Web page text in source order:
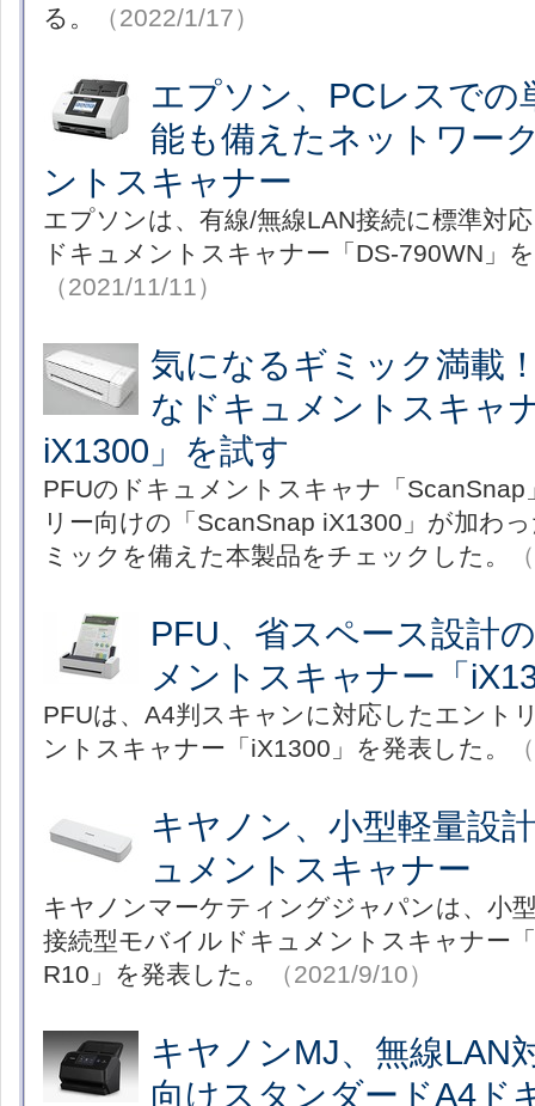
る。
（2022/1/17）
エプソン、PCレスでの
能も備えたネットワー
ントスキャナー
エプソンは、有線/無線LAN接続に標準対
ドキュメントスキャナー「DS-790WN」
（2021/11/11）
気になるギミック満載
なドキュメントスキャ
iX1300」を試す
PFUのドキュメントスキャナ「
リー向けの「ScanSnap iX1300」が加わ
ミックを備えた本製品をチェックした。
PFU、省スペース設計
メントスキャナー「
PFUは、A4判スキャンに対応したエント
ントスキャナー「iX1300」を発表した。
キヤノン、小型軽量設
ュメントスキャナー
キヤノンマーケティングジャパンは、小
接続型モバイルドキュメントスキャナー
R10」を発表した。
（2021/9/10）
キヤノンMJ、無線LAN
向けスタンダードA4ド